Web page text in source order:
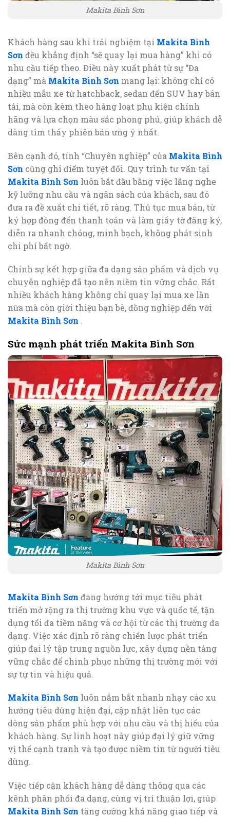
Makita Bình Sơn
Khách hàng sau khi trải nghiệm tại Makita Bình
Sơn đều khẳng định “sẽ quay lại mua hàng” khi có
nhu cầu tiếp theo. Điều này xuất phát từ sự “Đa
dạng” mà Makita Bình Sơn mang lại: không chỉ có
nhiều mẫu xe từ hatchback, sedan đến SUV hay bán
tải, mà còn kèm theo hàng loạt phụ kiện chính
hãng và lựa chọn màu sắc phong phú, giúp khách dễ
dàng tìm thấy phiên bản ưng ý nhất.
Bên cạnh đó, tính “Chuyên nghiệp” của Makita Bình
Sơn cũng ghi điểm tuyệt đối. Quy trình tư vấn tại
Makita Bình Sơn luôn bắt đầu bằng việc lắng nghe
kỹ lưỡng nhu cầu và ngân sách của khách, sau đó
đưa ra đề xuất chi tiết, rõ ràng. Thủ tục mua bán, từ
ký hợp đồng đến thanh toán và làm giấy tờ đăng ký,
diễn ra nhanh chóng, minh bạch, không phát sinh
chi phí bất ngờ.
Chính sự kết hợp giữa đa dạng sản phẩm và dịch vụ
chuyên nghiệp đã tạo nên niềm tin vững chắc. Rất
nhiều khách hàng không chỉ quay lại mua xe lần
nữa mà còn giới thiệu bạn bè, đồng nghiệp đến với
Makita Bình Sơn .
Sức mạnh phát triển Makita Bình Sơn
Makita Bình Sơn
Makita Bình Sơn đang hướng tới mục tiêu phát
triển mở rộng ra thị trường khu vực và quốc tế, tận
dụng tối đa tiềm năng và cơ hội từ các thị trường đa
dạng. Việc xác định rõ ràng chiến lược phát triển
giúp đại lý tập trung nguồn lực, xây dựng nền tảng
vững chắc để chinh phục những thị trường mới với
sự tự tin và hiệu quả.
Makita Bình Sơn luôn nắm bắt nhanh nhạy các xu
hướng tiêu dùng hiện đại, cập nhật liên tục các
dòng sản phẩm phù hợp với nhu cầu và thị hiếu của
khách hàng. Sự linh hoạt này giúp đại lý giữ vững
vị thế cạnh tranh và tạo được niềm tin từ người tiêu
dùng.
Việc tiếp cận khách hàng dễ dàng thông qua các
kênh phân phối đa dạng, cùng vị trí thuận lợi, giúp
Makita Bình Sơn tăng cường khả năng giao tiếp và